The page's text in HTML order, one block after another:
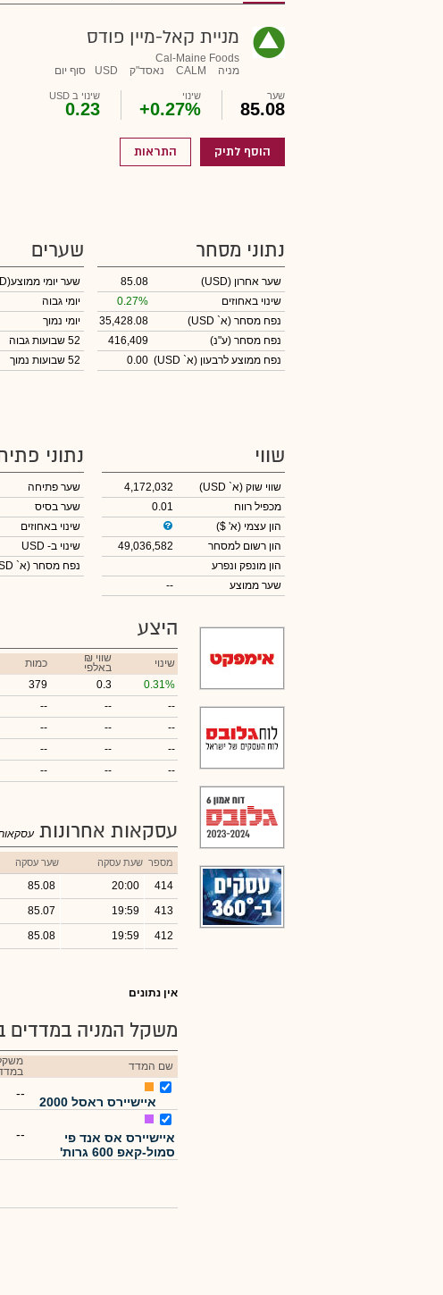
מניית קאל-מיין פודס
Cal-Maine Foods
מניה
CALM נאסד"ק USD סוף יום
שער
85.08
שינוי
+0.27%
שינוי ב USD
0.23
הוסף לתיק התראות
נתוני מסחר
שער אחרון (USD)
85.08
שינוי באחוזים
0.27%
נפח מסחר (א` USD)
35,428.08
נפח מסחר (ע"נ)
416,409
נפח ממוצע לרבעון (א` USD)
0.00
שערים
שער יומי ממוצע(USD)
יומי גבוה
יומי נמוך
52 שבועות גבוה
52 שבועות נמוך
שווי
שווי שוק (א` USD)
4,172,032
מכפיל רווח
0.01
הון עצמי (א' $)
הון רשום למסחר
49,036,582
הון מונפק ונפרע
שער ממוצע
--
נתוני
שער פתיחה
שער בסיס
שינוי באחוזים
שינוי ב- USD
נפח מסחר (א` USD)
היצע
שינוי ₪ שווי
באלפי כמות
0.31%
0.3
379
--
--
--
--
--
--
--
--
--
--
--
--
עסקאות אחרונות עסקאות
מספר שעת עסקה שער עסקה
414
20:00
85.08
413
19:59
85.07
412
19:59
85.08
אין נתונים
משקל המניה במדדים
שם המדד
איישיירס ראסל 2000
--
איישיירס אס אנד פי
סמול-קאפ 600 גרות'
--